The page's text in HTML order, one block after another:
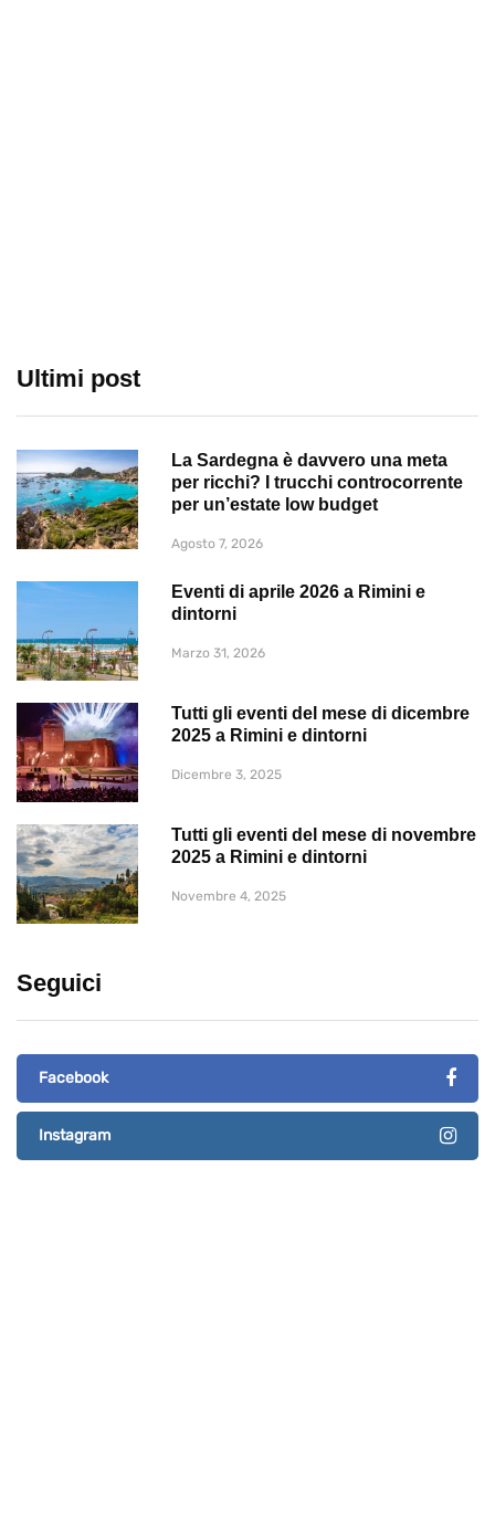
Ultimi post
La Sardegna è davvero una meta
per ricchi? I trucchi controcorrente
per un’estate low budget
Agosto 7, 2026
Eventi di aprile 2026 a Rimini e
dintorni
Marzo 31, 2026
Tutti gli eventi del mese di dicembre
2025 a Rimini e dintorni
Dicembre 3, 2025
Tutti gli eventi del mese di novembre
2025 a Rimini e dintorni
Novembre 4, 2025
Seguici
Facebook
Instagram